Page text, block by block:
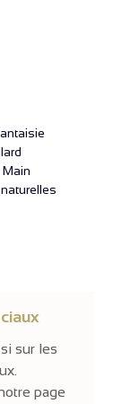
Main
sur les
page